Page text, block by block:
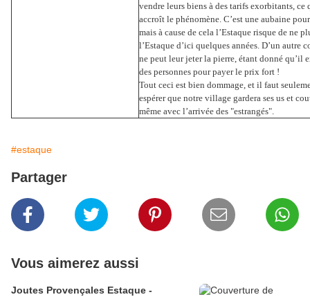
vendre leurs biens à des tarifs exorbitants, ce
accroît le phénomène. C’est une aubaine
mais à cause de cela l’Estaque risque de ne
l’Estaque d’ici quelques années. D’un autre
ne peut leur jeter la pierre, étant donné qu’il
des personnes pour payer le prix fort !
Tout ceci est bien dommage, et il faut
espérer que notre village gardera ses us et
même avec l’arrivée des "estrangés".
#estaque
Partager
Vous aimerez aussi
Joutes Provençales Estaque -